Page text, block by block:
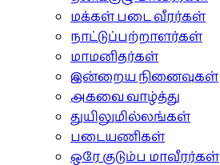
மக்கள் படை வீரர்கள்
நாட்டுப்பற்றாளர்கள்
மாமனிதர்கள்
இன்றைய நினைவுகள்
அகவை வாழ்த்து
துயிலுமில்லங்கள்
படையணிகள்
ஒரே குடும்ப மாவீரர்கள்